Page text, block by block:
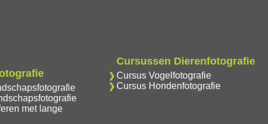
met lange
Cursussen Dierenfotografie
Cursus Vogelfotografie
Cursus Hondenfotografie